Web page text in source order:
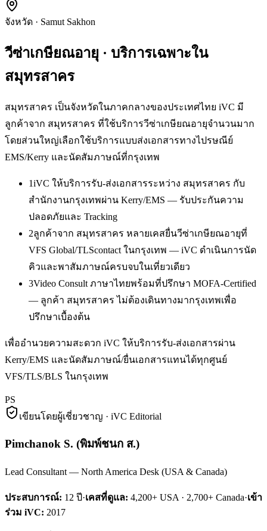
จังหวัด · Samut Sakhon
วีซ่าเกษียณอายุ · บริการเฉพาะใน
สมุทรสาคร
สมุทรสาคร เป็นจังหวัดในภาคกลางของประเทศไทย iVC มี
ลูกค้าจาก สมุทรสาคร ที่ใช้บริการวีซ่าเกษียณอายุจำนวนมาก
โดยส่วนใหญ่เลือกใช้บริการแบบส่งเอกสารทางไปรษณีย์
EMS/Kerry และนัดสัมภาษณ์ที่กรุงเทพ
1iVC ให้บริการรับ-ส่งเอกสารระหว่าง สมุทรสาคร กับ
สำนักงานกรุงเทพผ่าน Kerry/EMS — รับประกันความ
ปลอดภัยและ Tracking
2ลูกค้าจาก สมุทรสาคร หลายเคสยื่นวีซ่าเกษียณอายุที่
VFS Global/TLScontact ในกรุงเทพ — iVC ดำเนินการนัด
คิวและพาสัมภาษณ์ครบจบในเที่ยวเดียว
3Video Consult ภาษาไทยพร้อมที่ปรึกษา MOFA-Certified
— ลูกค้า สมุทรสาคร ไม่ต้องเดินทางมากรุงเทพเพื่อ
ปรึกษาเบื้องต้น
เพื่ออำนวยความสะดวก iVC ให้บริการรับ-ส่งเอกสารผ่าน
Kerry/EMS และนัดสัมภาษณ์/ยื่นเอกสารแทนได้ทุกศูนย์
VFS/TLS/BLS ในกรุงเทพ
PS
เขียนโดยผู้เชี่ยวชาญ · iVC Editorial
Pimchanok S. (พิมพ์ชนก ส.)
Lead Consultant — North America Desk (USA & Canada)
ประสบการณ์: 12 ปี·เคสที่ดูแล: 4,200+ USA · 2,700+ Canada·เข้า
ร่วม iVC: 2017